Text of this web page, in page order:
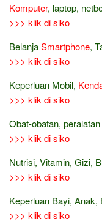
Komputer, laptop,
>>> klik di siko
BelanjaSmartphone,
>>> klik di siko
Keperluan Mobil,
>>> klik di siko
Obat-obatan,
>>> klik di siko
Nutrisi, Vitamin, Gizi,
>>> klik di siko
Keperluan Bayi, Anak,
>>> klik di siko